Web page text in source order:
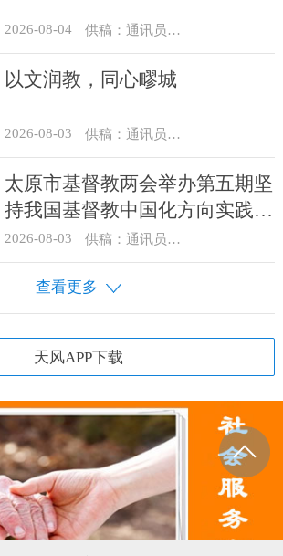
2026-08-04 供稿：通讯员 景健美
以文润教，同心疁城
2026-08-03 供稿：通讯员 景健美
太原市基督教两会举办第五期坚
持我国基督教中国化方向实践能
力专题培训
2026-08-03 供稿：通讯员 王建春 摄影：史爱梅
查看更多
天风APP下载